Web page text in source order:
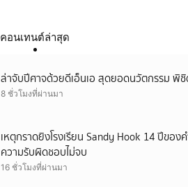
คอนเทนต์ล่าสุด
ล่าจับปีศาจด้วยดีเอ็นเอ สุดยอดนวัตกรรม พิ
8 ชั่วโมงที่ผ่านมา
เหตุกราดยิงโรงเรียน Sandy Hook 14 ปีของ
ความรับผิดชอบไม่จบ
16 ชั่วโมงที่ผ่านมา